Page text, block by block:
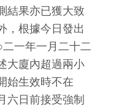
結果亦已獲大致
，根據今日發出
一年一月二十二
大廈內超過兩小
始生效時不在
六日前接受強制